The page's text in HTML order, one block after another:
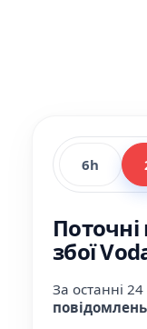
6h
збої
За останні
повідомлень